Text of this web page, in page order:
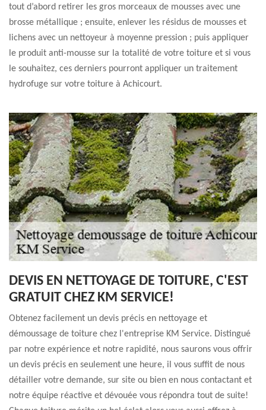
tout d’abord retirer les gros morceaux de mousses avec une
brosse métallique ; ensuite, enlever les résidus de mousses et
lichens avec un nettoyeur à moyenne pression ; puis appliquer
le produit anti-mousse sur la totalité de votre toiture et si vous
le souhaitez, ces derniers pourront appliquer un traitement
hydrofuge sur votre toiture à Achicourt.
DEVIS EN NETTOYAGE DE TOITURE, C'EST
GRATUIT CHEZ KM SERVICE!
Obtenez facilement un devis précis en nettoyage et
démoussage de toiture chez l'entreprise KM Service. Distingué
par notre expérience et notre rapidité, nous saurons vous offrir
un devis précis en seulement une heure, il vous suffit de nous
détailler votre demande, sur site ou bien en nous contactant et
notre équipe réactive et dévouée vous répondra tout de suite!